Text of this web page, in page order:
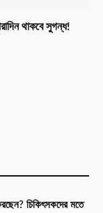
থাকবে সুগন্ধ!
চিকিৎসকদের মতে